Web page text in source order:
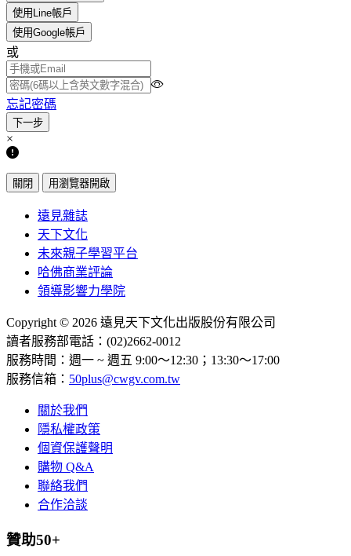
使用Line帳戶
使用Google帳戶
或
忘記密碼
×
關閉 用瀏覽器開啟
遠見雜誌
天下文化
未來親子學習平台
哈佛商業評論
領導影響力學院
Copyright © 2026 遠見天下文化出版股份有限公司
讀者服務部電話：(02)2662-0012
服務時間：週一 ~ 週五 9:00～12:30；13:30～17:00
服務信箱： 50plus@cwgv.com.tw
關於我們
隱私權政策
個資保護聲明
購物 Q&A
聯絡我們
合作洽談
贊助50+